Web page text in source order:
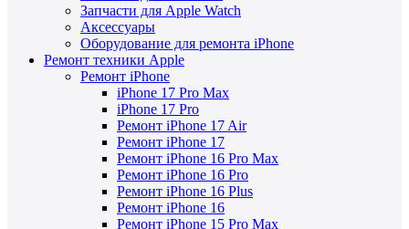
Запчасти для Apple Watch
Аксессуары
Оборудование для ремонта iPhone
Ремонт техники Apple
Ремонт iPhone
iPhone 17 Pro Max
iPhone 17 Pro
Ремонт iPhone 17 Air
Ремонт iPhone 17
Ремонт iPhone 16 Pro Max
Ремонт iPhone 16 Pro
Ремонт iPhone 16 Plus
Ремонт iPhone 16
Ремонт iPhone 15 Pro Max